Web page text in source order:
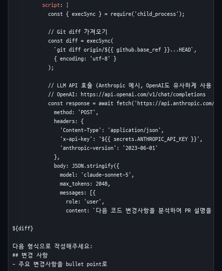
script: |
            const { execSync } = require('child_process');
            // Git diff 가져오기
            const diff = execSync(
              `git diff origin/${{ github.base_ref }}...HEAD`,
              { encoding: 'utf-8' }
            );
// LLM API 호출 (Anthropic 예시, OpenAI도 유사하게 사용 가
            // OpenAI: https://api.openai.com/v1/chat/completions
const response = await fetch('https://api.anthropic.com/
              method: 'POST',
              headers: {
                'Content-Type': 'application/json',
                'x-api-key': '${{ secrets.ANTHROPIC_API_KEY }}',
                'anthropic-version': '2023-06-01'
              },
              body: JSON.stringify({
                model: 'claude-sonnet-5',
                max_tokens: 2048,
                messages: [{
                  role: 'user',
content: `다음 코드 변경사항을 분석하여 PR 설명을
${diff}
다음 형식으로 작성해주세요:
## 변경 사항
- 주요 변경사항을 bullet point로